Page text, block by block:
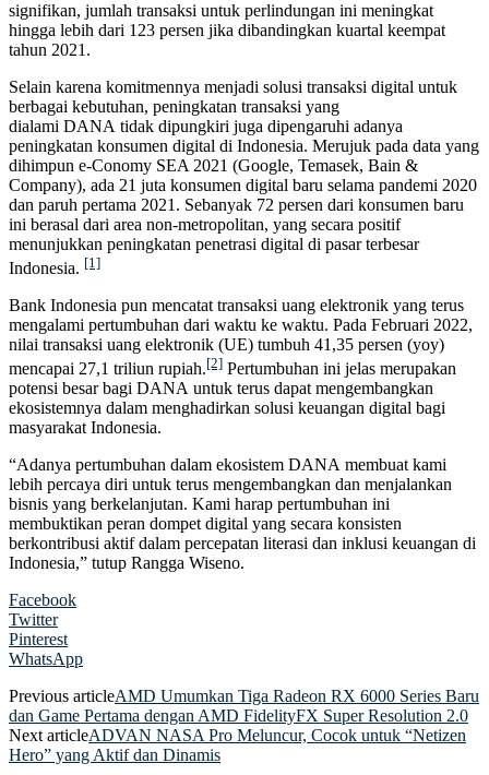
signifikan, jumlah transaksi untuk perlindungan ini meningkat
hingga lebih dari 123 persen jika dibandingkan kuartal keempat
tahun 2021.
Selain karena komitmennya menjadi solusi transaksi digital untuk
berbagai kebutuhan, peningkatan transaksi yang
dialami DANA tidak dipungkiri juga dipengaruhi adanya
peningkatan konsumen digital di Indonesia. Merujuk pada data yang
dihimpun e-Conomy SEA 2021 (Google, Temasek, Bain &
Company), ada 21 juta konsumen digital baru selama pandemi 2020
dan paruh pertama 2021. Sebanyak 72 persen dari konsumen baru
ini berasal dari area non-metropolitan, yang secara positif
menunjukkan peningkatan penetrasi digital di pasar terbesar
Indonesia. [1]
Bank Indonesia pun mencatat transaksi uang elektronik yang terus
mengalami pertumbuhan dari waktu ke waktu. Pada Februari 2022,
nilai transaksi uang elektronik (UE) tumbuh 41,35 persen (yoy)
mencapai 27,1 triliun rupiah.[2] Pertumbuhan ini jelas merupakan
potensi besar bagi DANA untuk terus dapat mengembangkan
ekosistemnya dalam menghadirkan solusi keuangan digital bagi
masyarakat Indonesia.
“Adanya pertumbuhan dalam ekosistem DANA membuat kami
lebih percaya diri untuk terus mengembangkan dan menjalankan
bisnis yang berkelanjutan. Kami harap pertumbuhan ini
membuktikan peran dompet digital yang secara konsisten
berkontribusi aktif dalam percepatan literasi dan inklusi keuangan di
Indonesia,” tutup Rangga Wiseno.
Facebook
Twitter
Pinterest
WhatsApp
Previous articleAMD Umumkan Tiga Radeon RX 6000 Series Baru
dan Game Pertama dengan AMD FidelityFX Super Resolution 2.0
Next articleADVAN NASA Pro Meluncur, Cocok untuk “Netizen
Hero” yang Aktif dan Dinamis